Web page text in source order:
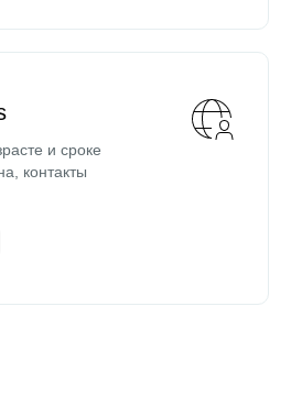
и сроке
контакты